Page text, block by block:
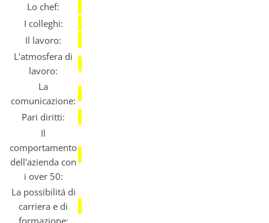
Lo chef:
I colleghi:
Il lavoro:
L'atmosfera di
lavoro:
La
comunicazione:
Pari diritti:
Il
comportamento
dell'azienda con
i over 50:
La possibilitá di
carriera e di
formazione: